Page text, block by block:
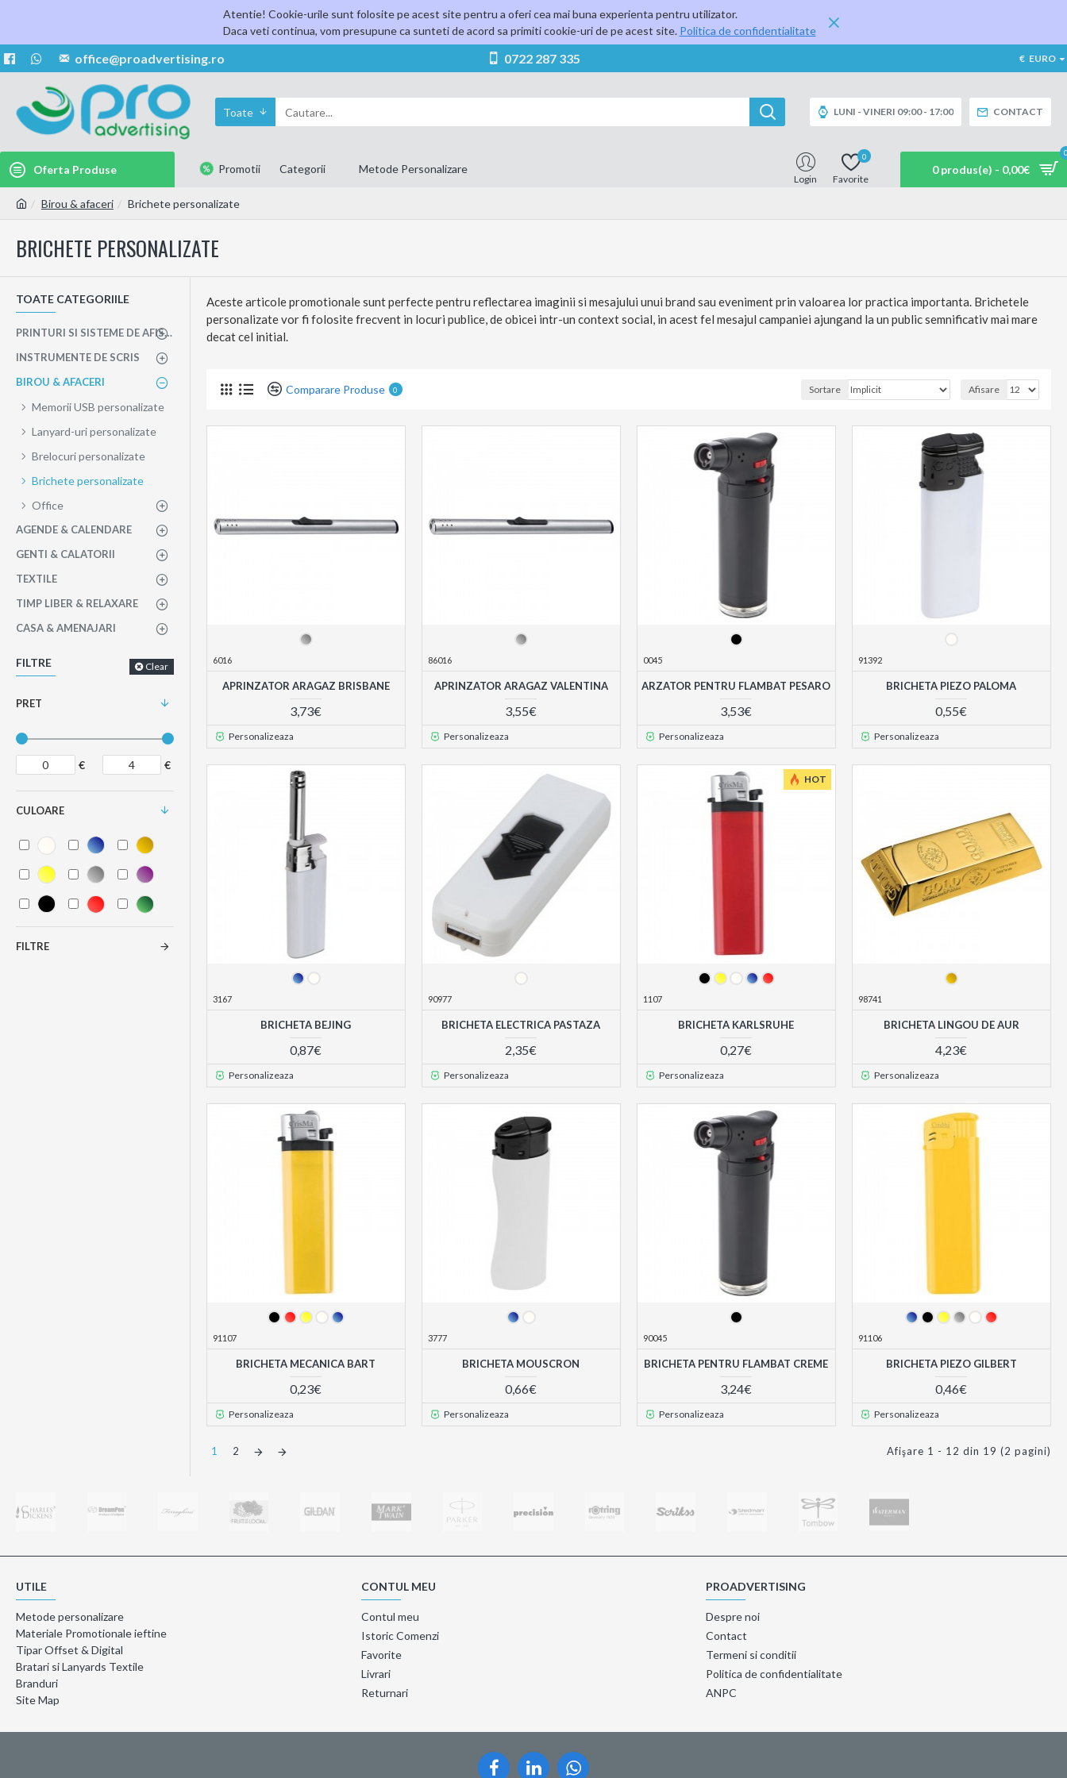
Atentie! Cookie-urile sunt folosite pe acest site pentru a oferi cea mai buna experienta pentru utilizator.
Daca veti continua, vom presupune ca sunteti de acord sa primiti cookie-uri de pe acest site. Politica de confidentialitate
office@proadvertising.ro 0722 287 335 € EURO
Toate LUNI - VINERI 09:00 - 17:00 CONTACT
Oferta Produse Promotii Categorii Metode Personalizare
Login Favorite
0
0 produs(e) - 0,00€
Birou & afaceri Brichete personalizate
BRICHETE PERSONALIZATE
TOATE CATEGORIILE
PRINTURI SI SISTEME DE AFISAJ
INSTRUMENTE DE SCRIS
BIROU & AFACERI
Memorii USB personalizate
Lanyard-uri personalizate
Brelocuri personalizate
Brichete personalizate
Office
AGENDE & CALENDARE
GENTI & CALATORII
TEXTILE
TIMP LIBER & RELAXARE
CASA & AMENAJARI
FILTRE Clear
PRET
€ €
CULOARE
FILTRE
Aceste articole promotionale sunt perfecte pentru reflectarea imaginii si mesajului unui brand sau eveniment prin valoarea lor practica importanta. Brichetele
personalizate vor fi folosite frecvent in locuri publice, de obicei intr-un context social, in acest fel mesajul campaniei ajungand la un public semnificativ mai mare
decat cel initial.
Comparare Produse 0 Sortare Afisare
6016
APRINZATOR ARAGAZ BRISBANE
3,73€
Personalizeaza
86016
APRINZATOR ARAGAZ VALENTINA
3,55€
Personalizeaza
0045
ARZATOR PENTRU FLAMBAT PESARO
3,53€
Personalizeaza
91392
BRICHETA PIEZO PALOMA
0,55€
Personalizeaza
3167
BRICHETA BEJING
0,87€
Personalizeaza
90977
BRICHETA ELECTRICA PASTAZA
2,35€
Personalizeaza
HOT
1107
BRICHETA KARLSRUHE
0,27€
Personalizeaza
98741
BRICHETA LINGOU DE AUR
4,23€
Personalizeaza
91107
BRICHETA MECANICA BART
0,23€
Personalizeaza
3777
BRICHETA MOUSCRON
0,66€
Personalizeaza
90045
BRICHETA PENTRU FLAMBAT CREME
3,24€
Personalizeaza
91106
BRICHETA PIEZO GILBERT
0,46€
Personalizeaza
1 2 Afişare 1 - 12 din 19 (2 pagini)
UTILE
Metode personalizare
Materiale Promotionale ieftine
Tipar Offset & Digital
Bratari si Lanyards Textile
Branduri
Site Map
CONTUL MEU
Contul meu
Istoric Comenzi
Favorite
Livrari
Returnari
PROADVERTISING
Despre noi
Contact
Termeni si conditii
Politica de confidentialitate
ANPC